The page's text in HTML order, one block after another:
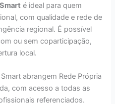
é ideal para quem
com qualidade e rede de
regional. É possível
ou sem coparticipação,
local.
abrangem Rede Própria
com acesso a todas as
referenciados.